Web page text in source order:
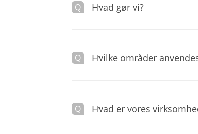
Hvad gør vi?
Hvilke områder
Hvad er vores